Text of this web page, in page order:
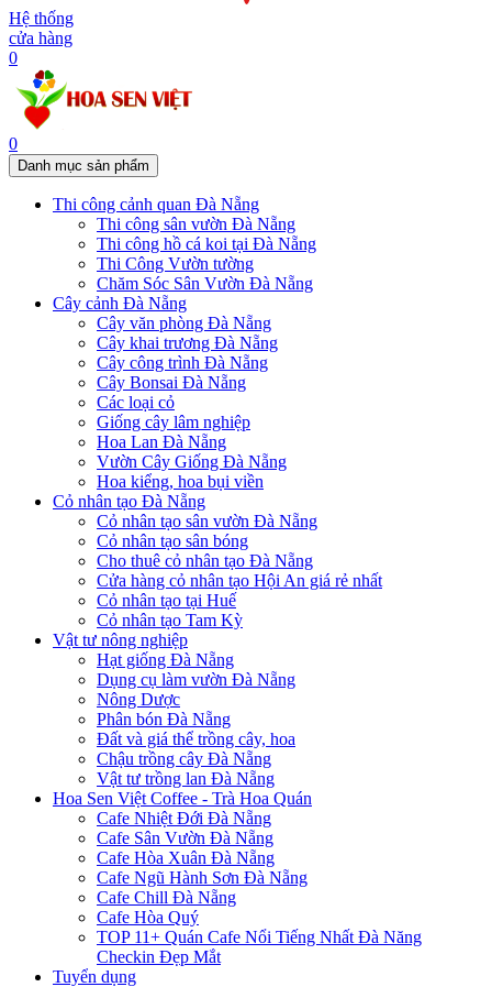
Hệ thống
cửa hàng
0
0
Danh mục sản phẩm
Thi công cảnh quan Đà Nẵng
Thi công sân vườn Đà Nẵng
Thi công hồ cá koi tại Đà Nẵng
Thi Công Vườn tường
Chăm Sóc Sân Vườn Đà Nẵng
Cây cảnh Đà Nẵng
Cây văn phòng Đà Nẵng
Cây khai trương Đà Nẵng
Cây công trình Đà Nẵng
Cây Bonsai Đà Nẵng
Các loại cỏ
Giống cây lâm nghiệp
Hoa Lan Đà Nẵng
Vườn Cây Giống Đà Nẵng
Hoa kiểng, hoa bụi viền
Cỏ nhân tạo Đà Nẵng
Cỏ nhân tạo sân vườn Đà Nẵng
Cỏ nhân tạo sân bóng
Cho thuê cỏ nhân tạo Đà Nẵng
Cửa hàng cỏ nhân tạo Hội An giá rẻ nhất
Cỏ nhân tạo tại Huế
Cỏ nhân tạo Tam Kỳ
Vật tư nông nghiệp
Hạt giống Đà Nẵng
Dụng cụ làm vườn Đà Nẵng
Nông Dược
Phân bón Đà Nẵng
Đất và giá thể trồng cây, hoa
Chậu trồng cây Đà Nẵng
Vật tư trồng lan Đà Nẵng
Hoa Sen Việt Coffee - Trà Hoa Quán
Cafe Nhiệt Đới Đà Nẵng
Cafe Sân Vườn Đà Nẵng
Cafe Hòa Xuân Đà Nẵng
Cafe Ngũ Hành Sơn Đà Nẵng
Cafe Chill Đà Nẵng
Cafe Hòa Quý
TOP 11+ Quán Cafe Nổi Tiếng Nhất Đà Năng
Checkin Đẹp Mắt
Tuyển dụng